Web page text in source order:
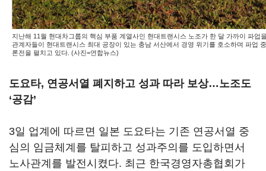
지난해 11월 현대차그룹의 핵심 부품 계열사인 현대트랜시스 노조가 한 달 가까이 파업
관계자들이 현대트랜시스 최대 공장이 있는 충남 서산에서 경영 위기를 호소하며 파업
론전을 펼치고 있다. (사진=연합뉴스)
도요타, 연공서열 폐지하고 성과 따라 보상…노조도
‘공감’
3일 업계에 따르면 일본 도요타는 기존 연공서열 중
심의 임금체계를 탈피하고 성과주의를 도입하면서
노사관계를 발전시켰다. 최근 한국경영자총협회가